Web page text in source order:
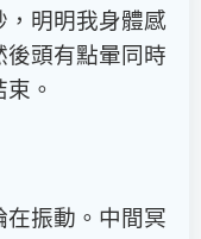
，明明我身體感
後頭有點暈同時
。
在振動。中間冥